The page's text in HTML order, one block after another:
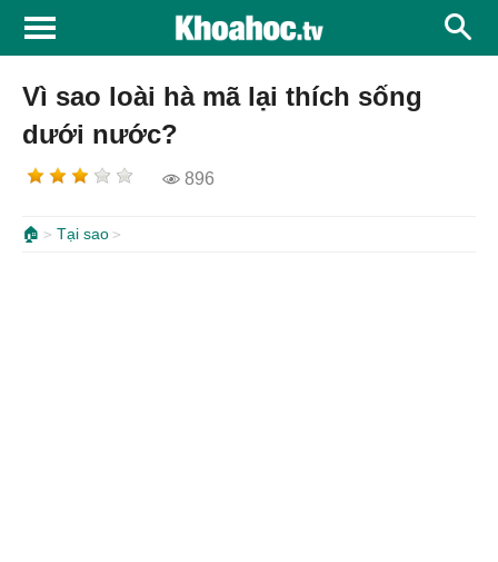
Vì sao loài hà mã lại thích sống
dưới nước?
896
🏠 Tại sao